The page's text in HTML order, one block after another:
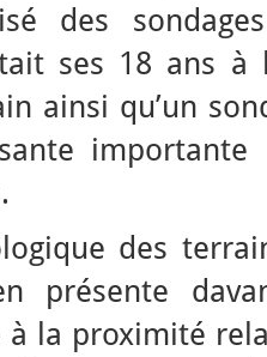
des
ses 18 ans
ainsi qu’un
des
présente
à la proximité